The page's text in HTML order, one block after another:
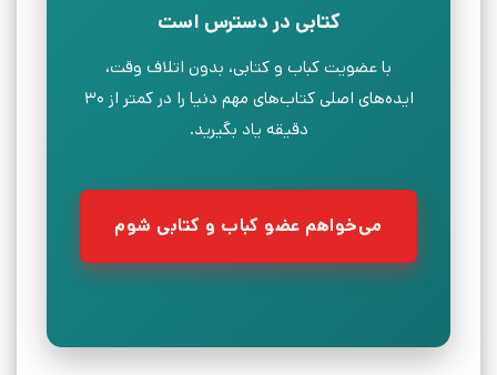
کتابی در دسترس است
با عضویت کباب و کتابی، بدون اتلاف وقت،
ایده‌های اصلی کتاب‌های مهم دنیا را در کمتر از ۳۰
دقیقه یاد بگیرید.
می‌خواهم عضو کباب و کتابی شوم